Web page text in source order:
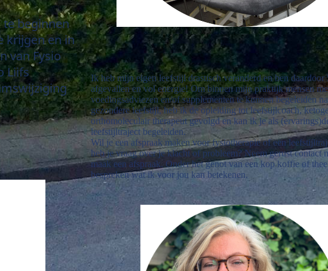
beginnen
krijgen en in
van Fysio
Liifs
Ik heb mijn eigen leefstijl drastisch veranderd en ben daardoor
afgevallen en vol energie! Om binnen mijn praktijk mensen
voedingsadviezen en/of supplementen te kunnen begeleiden
gezondere leefstijl, heb ik de opleiding tot leefstijlcoach,
orthomoleculair therapeut gevolgd en kan ik je als
leefstijltraject begeleiden.
Wil je een afspraak maken voor fysiotherapie of een
heb je vraag over je klacht of probleem? Neem gerust contact
maak een afspraak. Onder het genot van een kop koffie of
bespreken wat ik voor jou kan betekenen.